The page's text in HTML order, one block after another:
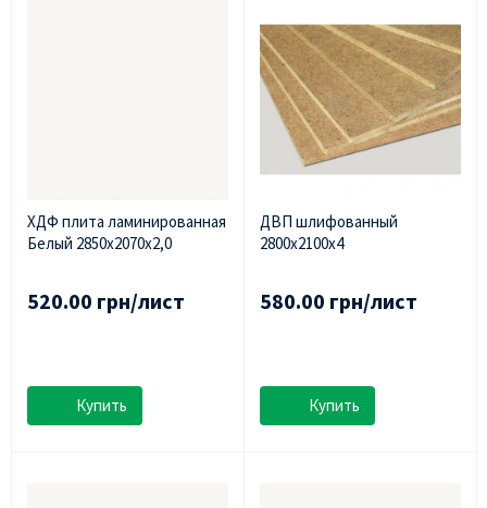
ХДФ плита ламинированная
Белый 2850х2070х2,0
520.00 грн/лист
Купить
ДВП шлифованный
2800х2100х4
580.00 грн/лист
Купить